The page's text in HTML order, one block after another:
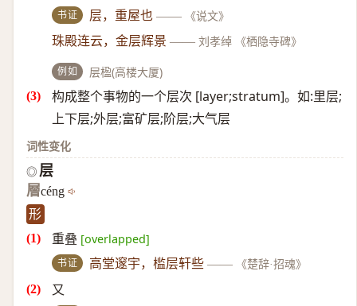
书证 层，重屋也 —— 《说文》
珠殿连云，金层辉景 —— 刘孝绰 《栖隐寺碑》
例如 层楹(高楼大厦)
构成整个事物的一个层次 [layer;stratum]。如:里层;
上下层;外层;富矿层;阶层;大气层
词性变化
◎ 层
層céng
形
重叠 [overlapped]
书证 高堂邃宇，槛层轩些 —— 《楚辞·招魂》
又